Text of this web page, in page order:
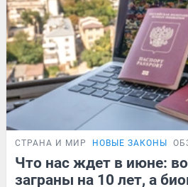
СТРАНА И МИР НОВЫЕ ЗАКОНЫ
Что нас ждет в июне:
заграны на 10 лет, а